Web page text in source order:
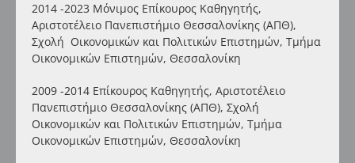
2014 -2023 Μόνιμος Επίκουρος Καθηγητής,
Αριστοτέλειο Πανεπιστήμιο Θεσσαλονίκης (ΑΠΘ),
Σχολή Οικονομικών και Πολιτικών Επιστημών, Τμήμα
Οικονομικών Επιστημών, Θεσσαλονίκη
2009 -2014 Επίκουρος Καθηγητής, Αριστοτέλειο
Πανεπιστήμιο Θεσσαλονίκης (ΑΠΘ), Σχολή
Οικονομικών και Πολιτικών Επιστημών, Τμήμα
Οικονομικών Επιστημών, Θεσσαλονίκη